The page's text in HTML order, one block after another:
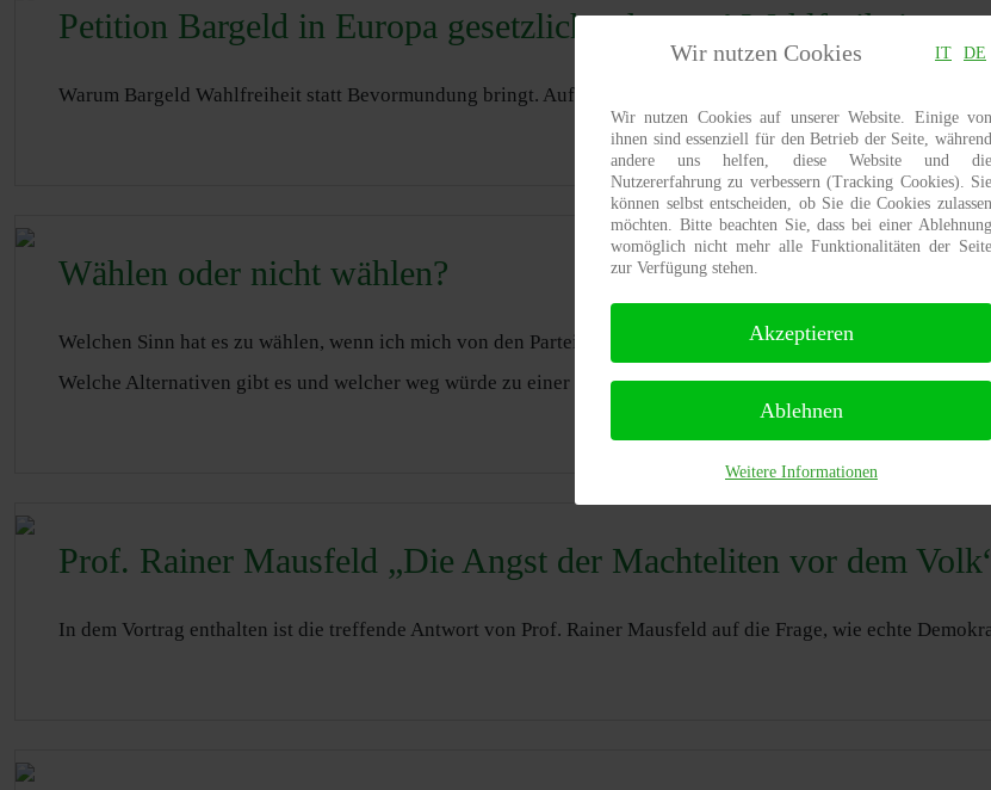
Petition Bargeld in Europa gesetzlich schützen! Wahlfreiheit
Warum Bargeld Wahlfreiheit statt Bevormundung bringt. Aufruf zur Unterschrift.
Wählen oder nicht wählen?
Welchen Sinn hat es zu wählen, wenn ich mich von den Parteien und Institutionen nicht mehr vertreten fühle?
Welche Alternativen gibt es und welcher weg würde zu einer echten Demokratie führen?
Prof. Rainer Mausfeld „Die Angst der Machteliten vor dem
In dem Vortrag enthalten ist die treffende Antwort von Prof. Rainer Mausfeld auf die Frage, wie echte
Wir nutzen Cookies IT DE
Wir nutzen Cookies auf unserer Website. Einige von
ihnen sind essenziell für den Betrieb der Seite, während
andere uns helfen, diese Website und die
Nutzererfahrung zu verbessern (Tracking Cookies). Sie
können selbst entscheiden, ob Sie die Cookies zulassen
möchten. Bitte beachten Sie, dass bei einer Ablehnung
womöglich nicht mehr alle Funktionalitäten der Seite
zur Verfügung stehen.
Akzeptieren
Ablehnen
Weitere Informationen